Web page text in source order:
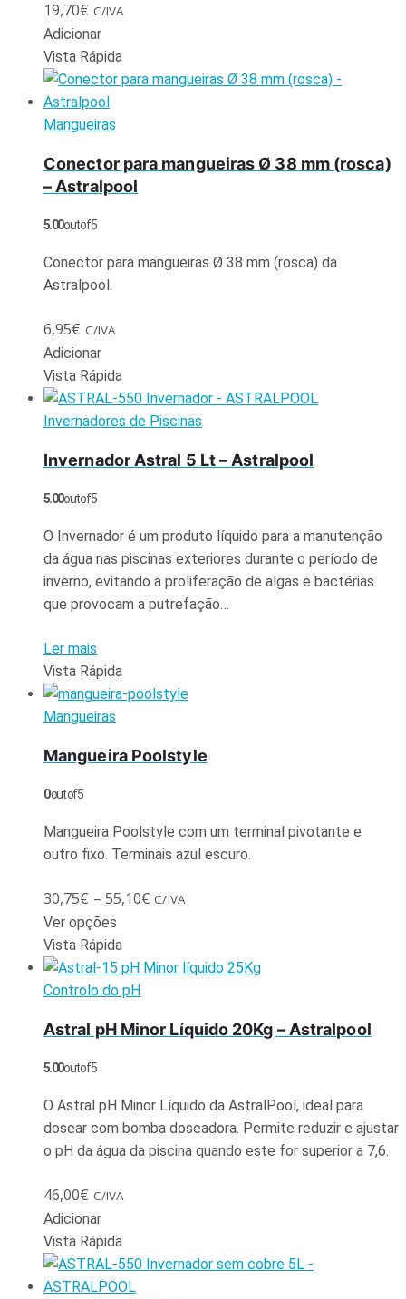
19,70€ C/IVA
Adicionar
Vista Rápida
Mangueiras
Conector para mangueiras Ø 38 mm (rosca)
– Astralpool
5.00out of 5
Conector para mangueiras Ø 38 mm (rosca) da
Astralpool.
6,95€ C/IVA
Adicionar
Vista Rápida
Invernadores de Piscinas
Invernador Astral 5 Lt – Astralpool
5.00out of 5
O Invernador é um produto líquido para a manutenção
da água nas piscinas exteriores durante o período de
inverno, evitando a proliferação de algas e bactérias
que provocam a putrefação…
Ler mais
Vista Rápida
Mangueiras
Mangueira Poolstyle
0out of 5
Mangueira Poolstyle com um terminal pivotante e
outro fixo. Terminais azul escuro.
30,75€ – 55,10€ C/IVA
Ver opções
Vista Rápida
Controlo do pH
Astral pH Minor Líquido 20Kg – Astralpool
5.00out of 5
O Astral pH Minor Líquido da AstralPool, ideal para
dosear com bomba doseadora. Permite reduzir e ajustar
o pH da água da piscina quando este for superior a 7,6.
46,00€ C/IVA
Adicionar
Vista Rápida